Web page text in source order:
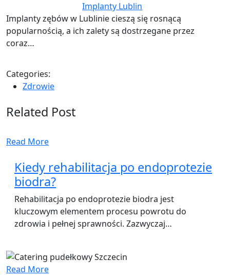
Implanty Lublin
Implanty zębów w Lublinie cieszą się rosnącą
popularnością, a ich zalety są dostrzegane przez
coraz…
Categories:
Zdrowie
Related Post
Read More
Kiedy rehabilitacja po endoprotezie
biodra?
Rehabilitacja po endoprotezie biodra jest
kluczowym elementem procesu powrotu do
zdrowia i pełnej sprawności. Zazwyczaj…
Read More